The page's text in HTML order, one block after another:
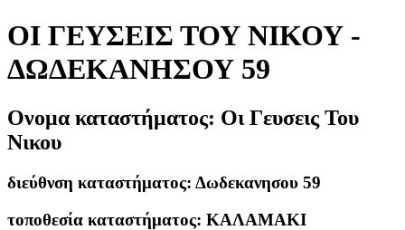
ΟΙ ΓΕΥΣΕΙΣ ΤΟΥ ΝΙΚΟΥ -
ΔΩΔΕΚΑΝΗΣΟΥ 59
Ονομα καταστήματος: Οι Γευσεις Του
Νικου
διεύθνση καταστήματος: Δωδεκανησου 59
τοποθεσία καταστήματος: ΚΑΛΑΜΑΚΙ